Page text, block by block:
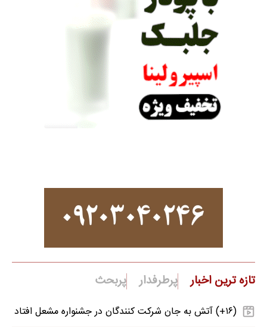
تازه ترین اخبار پرطرفدار پربحث
(۱۶+) آتش به جان شرکت کنندگان در جشنواره مشعل افتاد